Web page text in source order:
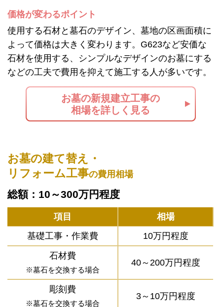
価格が変わるポイント
使用する石材と墓石のデザイン、墓地の区画面積に
よって価格は大きく変わります。G623など安価な
石材を使用する、シンプルなデザインのお墓にする
などの工夫で費用を抑えて施工する人が多いです。
お墓の新規建立工事の
相場を詳しく見る
お墓の建て替え・
リフォーム工事の費用相場
総額：10～300万円程度
項目
相場
基礎工事・作業費
10万円程度
石材費
※墓石を交換する場合
40～200万円程度
彫刻費
※墓石を交換する場合
3～10万円程度